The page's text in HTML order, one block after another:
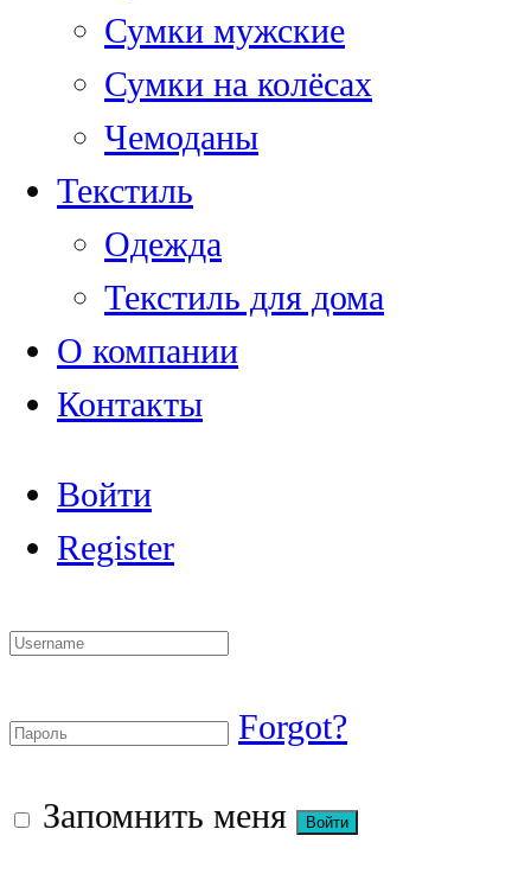
Сумки мужские
Сумки на колёсах
Чемоданы
Текстиль
Одежда
Текстиль для дома
О компании
Контакты
Войти
Register
Forgot?
Запомнить меня